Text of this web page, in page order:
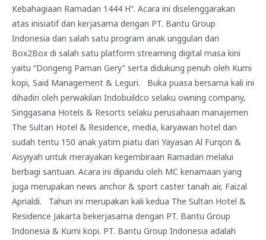
Kebahagiaan Ramadan 1444 H”. Acara ini diselenggarakan
atas inisiatif dan kerjasama dengan PT. Bantu Group
Indonesia dan salah satu program anak unggulan dari
Box2Box di salah satu platform streaming digital masa kini
yaitu “Dongeng Paman Gery” serta didukung penuh oleh Kumi
kopi, Said Management & Leguri. Buka puasa bersama kali ini
dihadiri oleh perwakilan Indobuildco selaku owning company,
Singgasana Hotels & Resorts selaku perusahaan manajemen
The Sultan Hotel & Residence, media, karyawan hotel dan
sudah tentu 150 anak yatim piatu dari Yayasan Al Furqon &
Aisyiyah untuk merayakan kegembiraan Ramadan melalui
berbagi santuan. Acara ini dipandu oleh MC kenamaan yang
juga merupakan news anchor & sport caster tanah air, Faizal
Aprialdi. Tahun ini merupakan kali kedua The Sultan Hotel &
Residence Jakarta bekerjasama dengan PT. Bantu Group
Indonesia & Kumi kopi. PT. Bantu Group Indonesia adalah